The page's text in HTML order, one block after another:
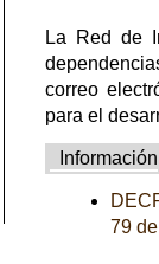
La Red de
correo
para el
Información
79